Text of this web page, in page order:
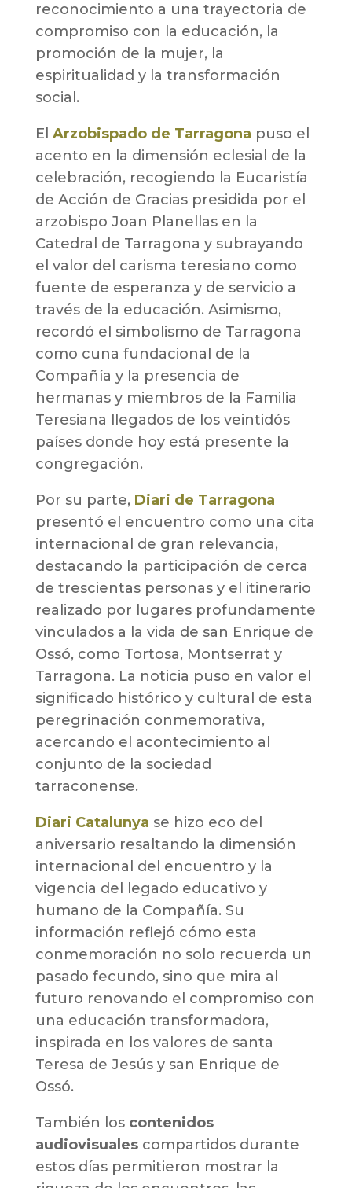
reconocimiento a una trayectoria de
compromiso con la educación, la
promoción de la mujer, la
espiritualidad y la transformación
social.
El Arzobispado de Tarragona puso el
acento en la dimensión eclesial de la
celebración, recogiendo la Eucaristía
de Acción de Gracias presidida por el
arzobispo Joan Planellas en la
Catedral de Tarragona y subrayando
el valor del carisma teresiano como
fuente de esperanza y de servicio a
través de la educación. Asimismo,
recordó el simbolismo de Tarragona
como cuna fundacional de la
Compañía y la presencia de
hermanas y miembros de la Familia
Teresiana llegados de los veintidós
países donde hoy está presente la
congregación.
Por su parte, Diari de Tarragona
presentó el encuentro como una cita
internacional de gran relevancia,
destacando la participación de cerca
de trescientas personas y el itinerario
realizado por lugares profundamente
vinculados a la vida de san Enrique de
Ossó, como Tortosa, Montserrat y
Tarragona. La noticia puso en valor el
significado histórico y cultural de esta
peregrinación conmemorativa,
acercando el acontecimiento al
conjunto de la sociedad
tarraconense.
Diari Catalunya se hizo eco del
aniversario resaltando la dimensión
internacional del encuentro y la
vigencia del legado educativo y
humano de la Compañía. Su
información reflejó cómo esta
conmemoración no solo recuerda un
pasado fecundo, sino que mira al
futuro renovando el compromiso con
una educación transformadora,
inspirada en los valores de santa
Teresa de Jesús y san Enrique de
Ossó.
También loscontenidos
audiovisuales compartidos durante
estos días permitieron mostrar la